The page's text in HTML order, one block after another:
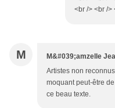
<br /> <br />
M M&#039;amzelle
Artistes non
moquant peut-être
ce beau texte.